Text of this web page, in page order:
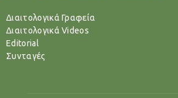
Διαιτολογικά Γραφεία
Διαιτολογικά Videos
Editorial
Συνταγές